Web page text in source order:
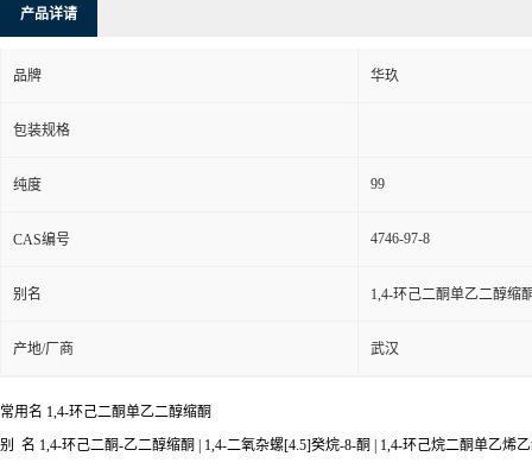
产品详请
品牌 华玖
包装规格
纯度 99
CAS编号 4746-97-8
别名 1,4-环己二酮单乙二醇缩
产地/厂商 武汉
常用名 1,4-环己二酮单乙二醇缩酮
别 名 1,4-环己二酮-乙二醇缩酮 | 1,4-二氧杂螺[4.5]癸烷-8-酮 | 1,4-环己烷二酮单乙烯